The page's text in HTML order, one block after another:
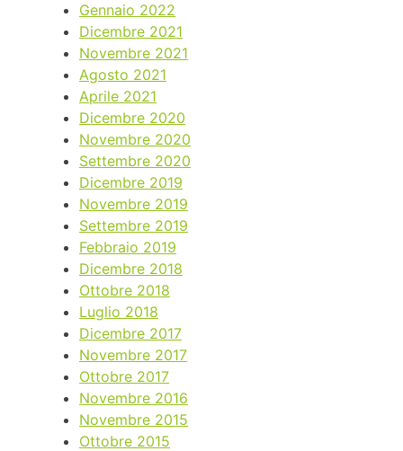
Gennaio 2022
Dicembre 2021
Novembre 2021
Agosto 2021
Aprile 2021
Dicembre 2020
Novembre 2020
Settembre 2020
Dicembre 2019
Novembre 2019
Settembre 2019
Febbraio 2019
Dicembre 2018
Ottobre 2018
Luglio 2018
Dicembre 2017
Novembre 2017
Ottobre 2017
Novembre 2016
Novembre 2015
Ottobre 2015